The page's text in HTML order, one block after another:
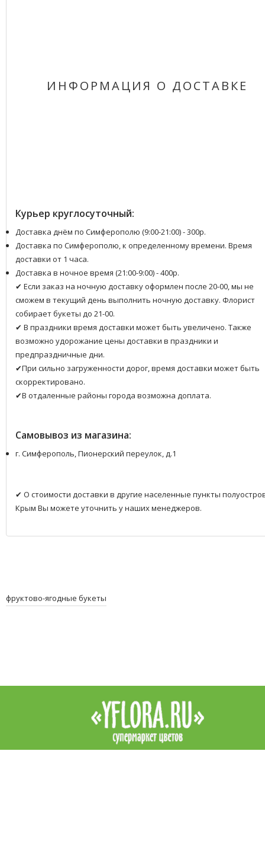
ИНФОРМАЦИЯ О ДОСТАВКЕ
Курьер круглосуточный:
Доставка днём по Симферополю (9:00-21:00) - 300р.
Доставка по Симферополю, к определенному времени. Время
доставки от 1 часа.
Доставка в ночное время (21:00-9:00) - 400р.
✔ Если заказ на ночную доставку оформлен после 20-00, мы не
сможем в текущий день выполнить ночную доставку. Флорист
собирает букеты до 21-00.
✔ В праздники время доставки может быть увеличено. Также
возможно удорожание цены доставки в праздники и
предпраздничные дни.
✔При сильно загруженности дорог, время доставки может быть
скорректировано.
✔В отдаленные районы города возможна доплата.
Самовывоз из магазина:
г. Симферополь, Пионерский переулок, д.1
✔ О стоимости доставки в другие населенные пункты
Крым Вы можете уточнить у наших менеджеров.
фруктово-ягодные букеты